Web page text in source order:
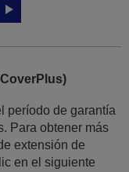
período de garantía
Para obtener más
extensión de
en el siguiente